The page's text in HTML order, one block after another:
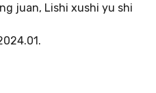
juan, Lishi xushi yu shi